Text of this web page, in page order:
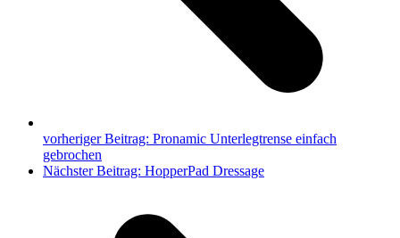
vorheriger Beitrag: Pronamic Unterlegtrense einfach
gebrochen
Nächster Beitrag: HopperPad Dressage